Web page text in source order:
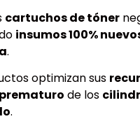
cartuchos de tóner
insumos 100%
.
optimizan sus
de los
.